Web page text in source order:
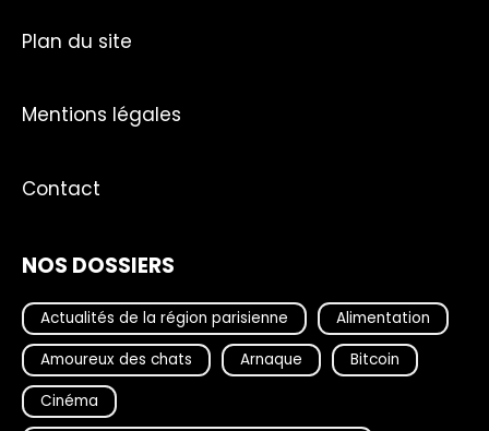
Plan du site
Mentions légales
Contact
NOS DOSSIERS
Actualités de la région parisienne
Alimentation
Amoureux des chats
Arnaque
Bitcoin
Cinéma